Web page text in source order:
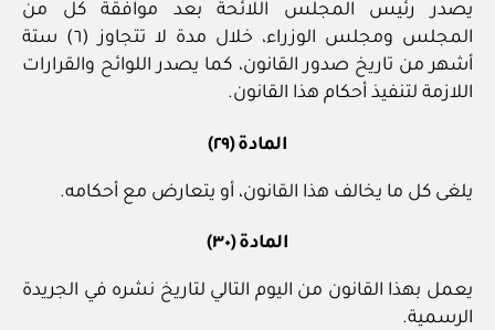
يصدر رئيس المجلس اللائحة بعد موافقة كل من
المجلس ومجلس الوزراء، خلال مدة لا تتجاوز (٦) ستة
أشهر من تاريخ صدور القانون، كما يصدر اللوائح والقرارات
اللازمة لتنفيذ أحكام هذا القانون.
المادة (٢٩)
يلغى كل ما يخالف هذا القانون، أو يتعارض مع أحكامه.
المادة (٣٠)
يعمل بهذا القانون من اليوم التالي لتاريخ نشره في الجريدة
الرسمية.